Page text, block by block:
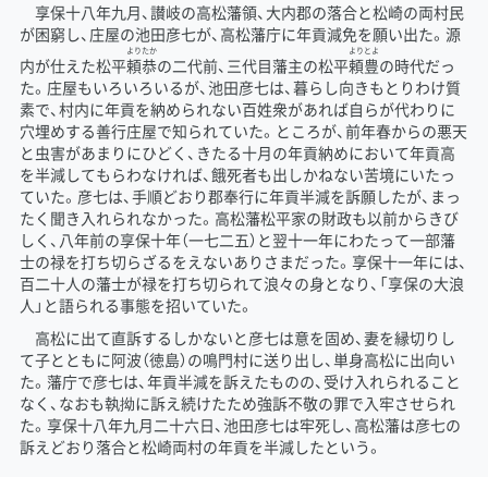
享保十八年九月、讃岐の高松藩領、大内郡の落合と松崎の両村民
が困窮し、庄屋の池田彦七が、高松藩庁に年貢減免を願い出た。源
内が仕えた松平頼
より
恭
たか
の二代前、三代目藩主の松平頼
より
豊
とよ
の時代だっ
た。庄屋もいろいろいるが、池田彦七は、暮らし向きもとりわけ質
素で、村内に年貢を納められない百姓衆があれば自らが代わりに
穴埋めする善行庄屋で知られていた。ところが、前年春からの悪天
と虫害があまりにひどく、きたる十月の年貢納めにおいて年貢高
を半減してもらわなければ、餓死者も出しかねない苦境にいたっ
ていた。彦七は、手順どおり郡奉行に年貢半減を訴願したが、まっ
たく聞き入れられなかった。高松藩松平家の財政も以前からきび
しく、八年前の享保十年（一七二五）と翌十一年にわたって一部藩
士の禄を打ち切らざるをえないありさまだった。享保十一年には、
百二十人の藩士が禄を打ち切られて浪々の身となり、「享保の大浪
人」と語られる事態を招いていた。
高松に出て直訴するしかないと彦七は意を固め、妻を縁切りし
て子とともに阿波（徳島）の鳴門村に送り出し、単身高松に出向い
た。藩庁で彦七は、年貢半減を訴えたものの、受け入れられること
なく、なおも執拗に訴え続けたため強訴不敬の罪で入牢させられ
た。享保十八年九月二十六日、池田彦七は牢死し、高松藩は彦七の
訴えどおり落合と松崎両村の年貢を半減したという。